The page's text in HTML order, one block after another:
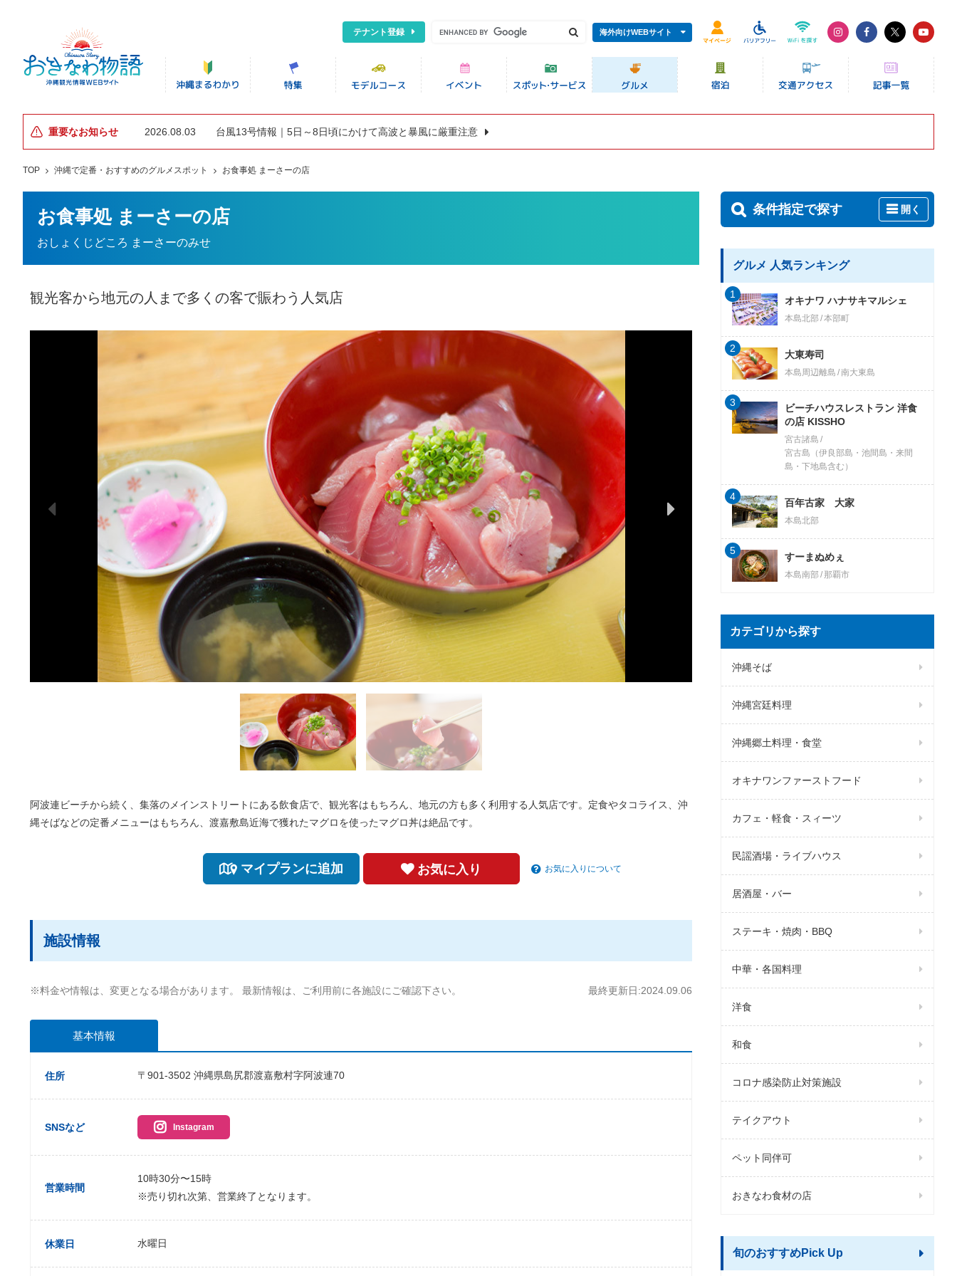
テナント登録 海外向けWEBサイト
重要なお知らせ 2026.08.03 台風13号情報｜5日～8日頃にかけて高波と暴風に厳重注意
TOP 沖縄で定番・おすすめのグルメスポット お食事処 まーさーの店
お食事処 まーさーの店
おしょくじどころ まーさーのみせ
観光客から地元の人まで多くの客で賑わう人気店
阿波連ビーチから続く、集落のメインストリートにある飲食店で、観光客はもちろん、地元の方も多く利用する人気店です。定食やタコライス、沖
縄そばなどの定番メニューはもちろん、渡嘉敷島近海で獲れたマグロを使ったマグロ丼は絶品です。
マイプランに追加 お気に入り お気に入りについて
施設情報
※料金や情報は、変更となる場合があります。 最新情報は、ご利用前に各施設にご確認下さい。 最終更新日:2024.09.06
基本情報
住所 〒901-3502 沖縄県島尻郡渡嘉敷村字阿波連70
SNSなど Instagram
営業時間
10時30分〜15時
※売り切れ次第、営業終了となります。
休業日 水曜日
条件指定で探す 開く
グルメ 人気ランキング
オキナワ ハナサキマルシェ
本島北部 本部町
1
大東寿司
本島周辺離島 南大東島
2
ビーチハウスレストラン 洋食
の店 KISSHO
宮古諸島
宮古島（伊良部島・池間島・来間
島・下地島含む）
3
百年古家 大家
本島北部
4
すーまぬめぇ
本島南部 那覇市
5
カテゴリから探す
沖縄そば
沖縄宮廷料理
沖縄郷土料理・食堂
オキナワンファーストフード
カフェ・軽食・スィーツ
民謡酒場・ライブハウス
居酒屋・バー
ステーキ・焼肉・BBQ
中華・各国料理
洋食
和食
コロナ感染防止対策施設
テイクアウト
ペット同伴可
おきなわ食材の店
旬のおすすめPick Up